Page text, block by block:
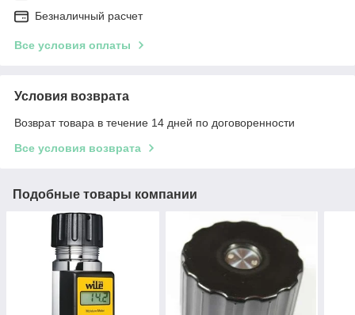
Безналичный расчет
Все условия оплаты
Условия возврата
Возврат товара в течение 14 дней по договоренности
Все условия возврата
Подобные товары компании